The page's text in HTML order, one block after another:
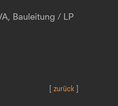
Bauleitung / LP
[ zurück ]